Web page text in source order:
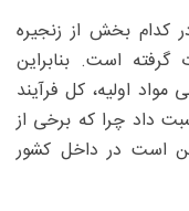
کدام بخش از زنجیره
گرفته است. بنابراین
اولیه، کل فرآیند
داد چرا که برخی از
است در داخل کشور